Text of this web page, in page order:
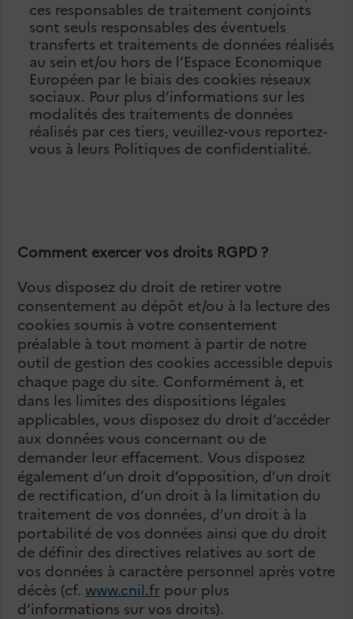
ces responsables de traitement conjoints
sont seuls responsables des éventuels
transferts et traitements de données réalisés
au sein et/ou hors de l’Espace Economique
Européen par le biais des cookies réseaux
sociaux. Pour plus d’informations sur les
modalités des traitements de données
réalisés par ces tiers, veuillez-vous reportez-
vous à leurs Politiques de confidentialité.
Comment exercer vos droits RGPD ?
Vous disposez du droit de retirer votre
consentement au dépôt et/ou à la lecture des
cookies soumis à votre consentement
préalable à tout moment à partir de notre
outil de gestion des cookies accessible depuis
chaque page du site. Conformément à, et
dans les limites des dispositions légales
applicables, vous disposez du droit d’accéder
aux données vous concernant ou de
demander leur effacement. Vous disposez
également d’un droit d’opposition, d’un droit
de rectification, d’un droit à la limitation du
traitement de vos données, d’un droit à la
portabilité de vos données ainsi que du droit
de définir des directives relatives au sort de
vos données à caractère personnel après votre
décès (cf. www.cnil.fr pour plus
d’informations sur vos droits).